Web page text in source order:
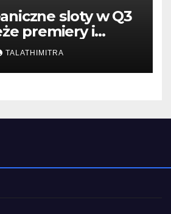
sloty w Q3
premiery i
TALATHIMITRA